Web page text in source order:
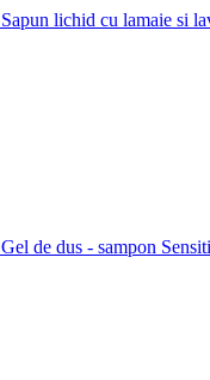
Sapun lichid cu lamaie si
Gel de dus - sampon